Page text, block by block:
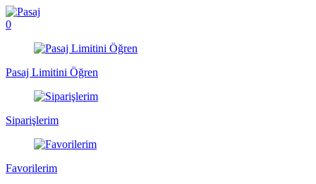
0
Pasaj Limitini Öğren
Siparişlerim
Favorilerim